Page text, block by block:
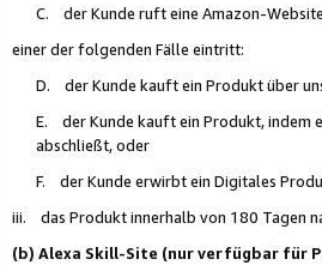
C. der Kunde ruft eine Amazon-
einer der folgenden Fälle eintritt:
D. der Kunde kauft ein Produkt über
E. der Kunde kauft ein Produkt, indem
abschließt, oder
F. der Kunde erwirbt ein Digitales
iii. das Produkt innerhalb von 180 Tagen
(b) Alexa Skill-Site (nur verfügbar für